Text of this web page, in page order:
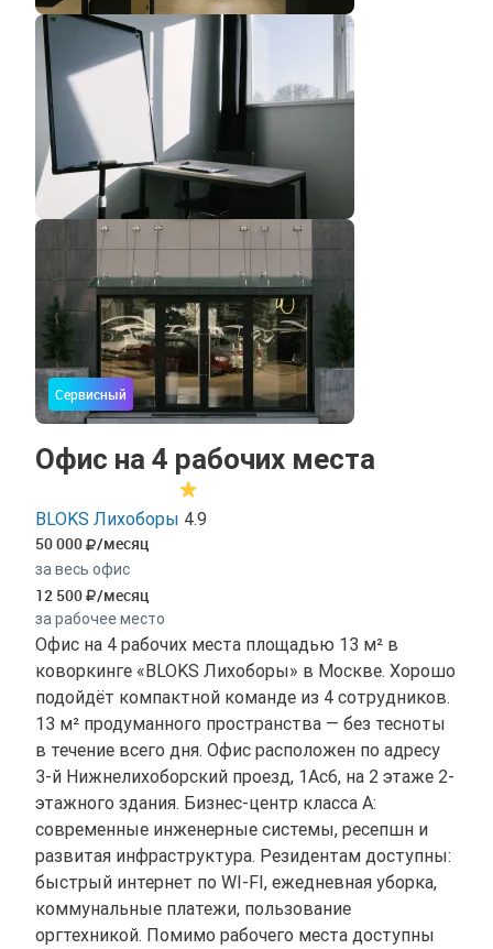
Сервисный
Офис на 4 рабочих места
BLOKS Лихоборы 4.9
50 000 /месяц
за весь офис
12 500 /месяц
за рабочее место
Офис на 4 рабочих места площадью 13 м² в
коворкинге «BLOKS Лихоборы» в Москве. Хорошо
подойдёт компактной команде из 4 сотрудников.
13 м² продуманного пространства — без тесноты
в течение всего дня. Офис расположен по адресу
3-й Нижнелихоборский проезд, 1Ас6, на 2 этаже 2-
этажного здания. Бизнес-центр класса A:
современные инженерные системы, ресепшн и
развитая инфраструктура. Резидентам доступны:
быстрый интернет по WI-FI, ежедневная уборка,
коммунальные платежи, пользование
оргтехникой. Помимо рабочего места доступны